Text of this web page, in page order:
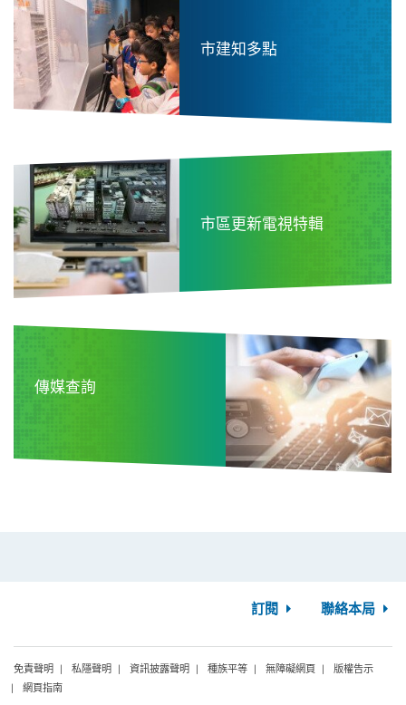
市建知多點
市區更新電視特輯
傳媒查詢
訂閱 聯絡本局
免責聲明 私隱聲明 資訊披露聲明 種族平等 無障礙網頁
版權告示
網頁指南